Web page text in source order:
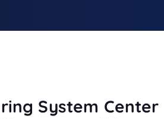
System Center